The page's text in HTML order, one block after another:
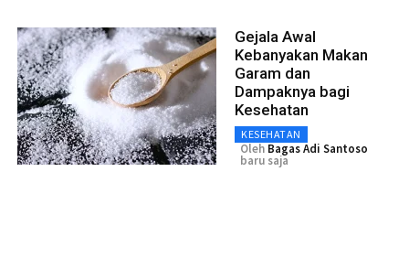
Gejala Awal
Kebanyakan Makan
Garam dan
Dampaknya bagi
Kesehatan
KESEHATAN
Oleh Bagas Adi Santoso
baru saja